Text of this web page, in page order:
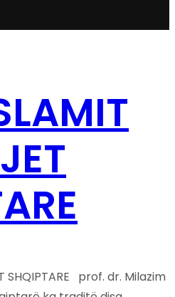
SHQIPTARE prof. dr. Milazim